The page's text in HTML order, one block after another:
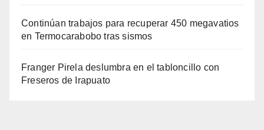
Continúan trabajos para recuperar 450 megavatios
en Termocarabobo tras sismos
Franger Pirela deslumbra en el tabloncillo con
Freseros de Irapuato